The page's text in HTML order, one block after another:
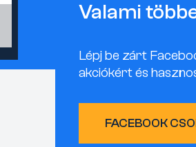
Valami
Lépj be zárt
akciókért és
FACEBOOK